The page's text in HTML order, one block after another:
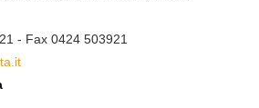
- Fax 0424 503921